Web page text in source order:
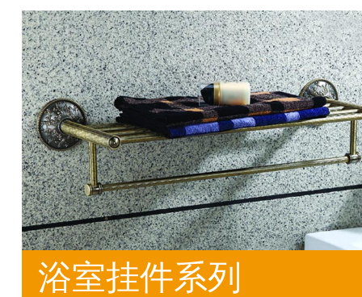
浴室挂件系列